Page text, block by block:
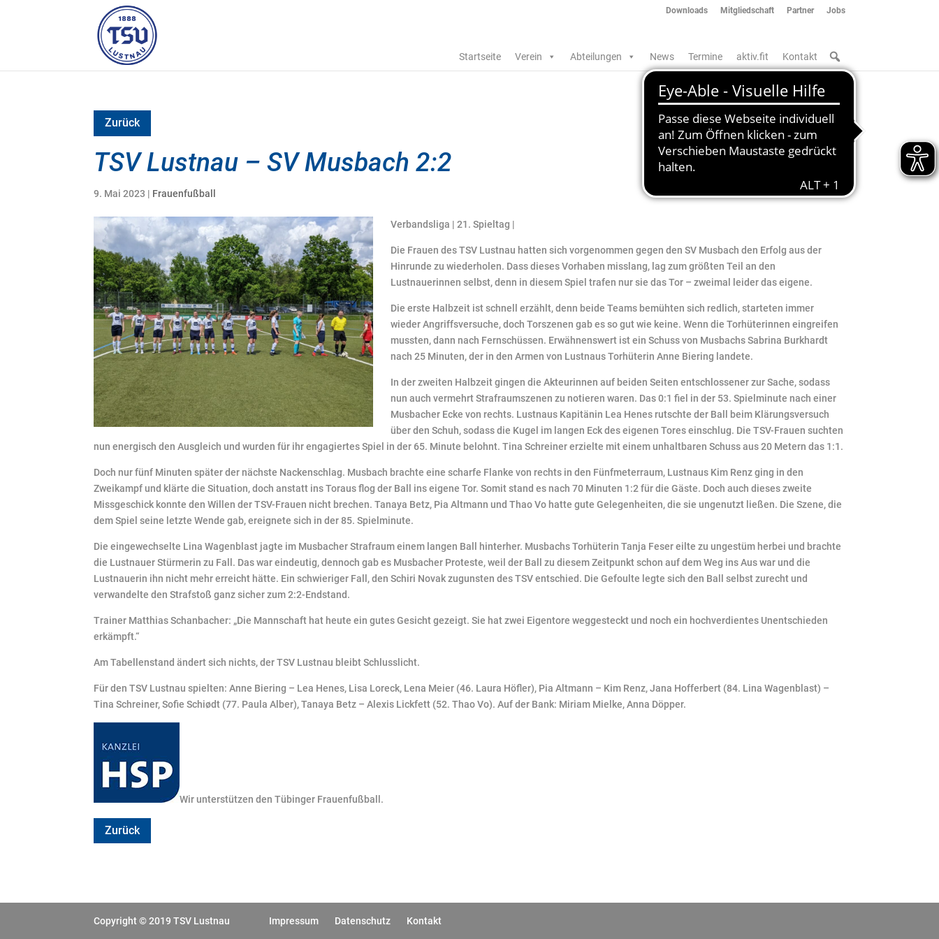
Downloads Mitgliedschaft Partner Jobs
Startseite Verein Abteilungen News Termine aktiv.fit Kontakt
Zurück
TSV Lustnau – SV Musbach 2:2
9. Mai 2023 | Frauenfußball
Verbandsliga | 21. Spieltag |
Die Frauen des TSV Lustnau hatten sich vorgenommen gegen den SV Musbach den Erfolg aus der
Hinrunde zu wiederholen. Dass dieses Vorhaben misslang, lag zum größten Teil an den
Lustnauerinnen selbst, denn in diesem Spiel trafen nur sie das Tor – zweimal leider das eigene.
Die erste Halbzeit ist schnell erzählt, denn beide Teams bemühten sich redlich, starteten immer
wieder Angriffsversuche, doch Torszenen gab es so gut wie keine. Wenn die Torhüterinnen eingreifen
mussten, dann nach Fernschüssen. Erwähnenswert ist ein Schuss von Musbachs Sabrina Burkhardt
nach 25 Minuten, der in den Armen von Lustnaus Torhüterin Anne Biering landete.
In der zweiten Halbzeit gingen die Akteurinnen auf beiden Seiten entschlossener zur Sache, sodass
nun auch vermehrt Strafraumszenen zu notieren waren. Das 0:1 fiel in der 53. Spielminute nach einer
Musbacher Ecke von rechts. Lustnaus Kapitänin Lea Henes rutschte der Ball beim Klärungsversuch
über den Schuh, sodass die Kugel im langen Eck des eigenen Tores einschlug. Die TSV-Frauen suchten
nun energisch den Ausgleich und wurden für ihr engagiertes Spiel in der 65. Minute belohnt. Tina Schreiner erzielte mit einem unhaltbaren Schuss aus 20 Metern das 1:1.
Doch nur fünf Minuten später der nächste Nackenschlag. Musbach brachte eine scharfe Flanke von rechts in den Fünfmeterraum, Lustnaus Kim Renz ging in den
Zweikampf und klärte die Situation, doch anstatt ins Toraus flog der Ball ins eigene Tor. Somit stand es nach 70 Minuten 1:2 für die Gäste. Doch auch dieses zweite
Missgeschick konnte den Willen der TSV-Frauen nicht brechen. Tanaya Betz, Pia Altmann und Thao Vo hatte gute Gelegenheiten, die sie ungenutzt ließen. Die Szene, die
dem Spiel seine letzte Wende gab, ereignete sich in der 85. Spielminute.
Die eingewechselte Lina Wagenblast jagte im Musbacher Strafraum einem langen Ball hinterher. Musbachs Torhüterin Tanja Feser eilte zu ungestüm herbei und brachte
die Lustnauer Stürmerin zu Fall. Das war eindeutig, dennoch gab es Musbacher Proteste, weil der Ball zu diesem Zeitpunkt schon auf dem Weg ins Aus war und die
Lustnauerin ihn nicht mehr erreicht hätte. Ein schwieriger Fall, den Schiri Novak zugunsten des TSV entschied. Die Gefoulte legte sich den Ball selbst zurecht und
verwandelte den Strafstoß ganz sicher zum 2:2-Endstand.
Trainer Matthias Schanbacher: „Die Mannschaft hat heute ein gutes Gesicht gezeigt. Sie hat zwei Eigentore weggesteckt und noch ein hochverdientes Unentschieden
erkämpft.“
Am Tabellenstand ändert sich nichts, der TSV Lustnau bleibt Schlusslicht.
Für den TSV Lustnau spielten: Anne Biering – Lea Henes, Lisa Loreck, Lena Meier (46. Laura Höfler), Pia Altmann – Kim Renz, Jana Hofferbert (84. Lina Wagenblast) –
Tina Schreiner, Sofie Schiødt (77. Paula Alber), Tanaya Betz – Alexis Lickfett (52. Thao Vo). Auf der Bank: Miriam Mielke, Anna Döpper.
Wir unterstützen den Tübinger Frauenfußball.
Zurück
Copyright © 2019 TSV Lustnau Impressum Datenschutz Kontakt